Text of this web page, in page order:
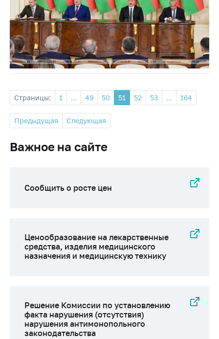
Страницы: 1 ... 49 50 51 52 53 ... 164
Предыдущая Следующая
Важное на сайте
Сообщить о росте цен
Ценообразование на лекарственные
средства, изделия медицинского
назначения и медицинскую технику
Решение Комиссии по установлению
факта нарушения (отсутствия)
нарушения антимонопольного
законодательства